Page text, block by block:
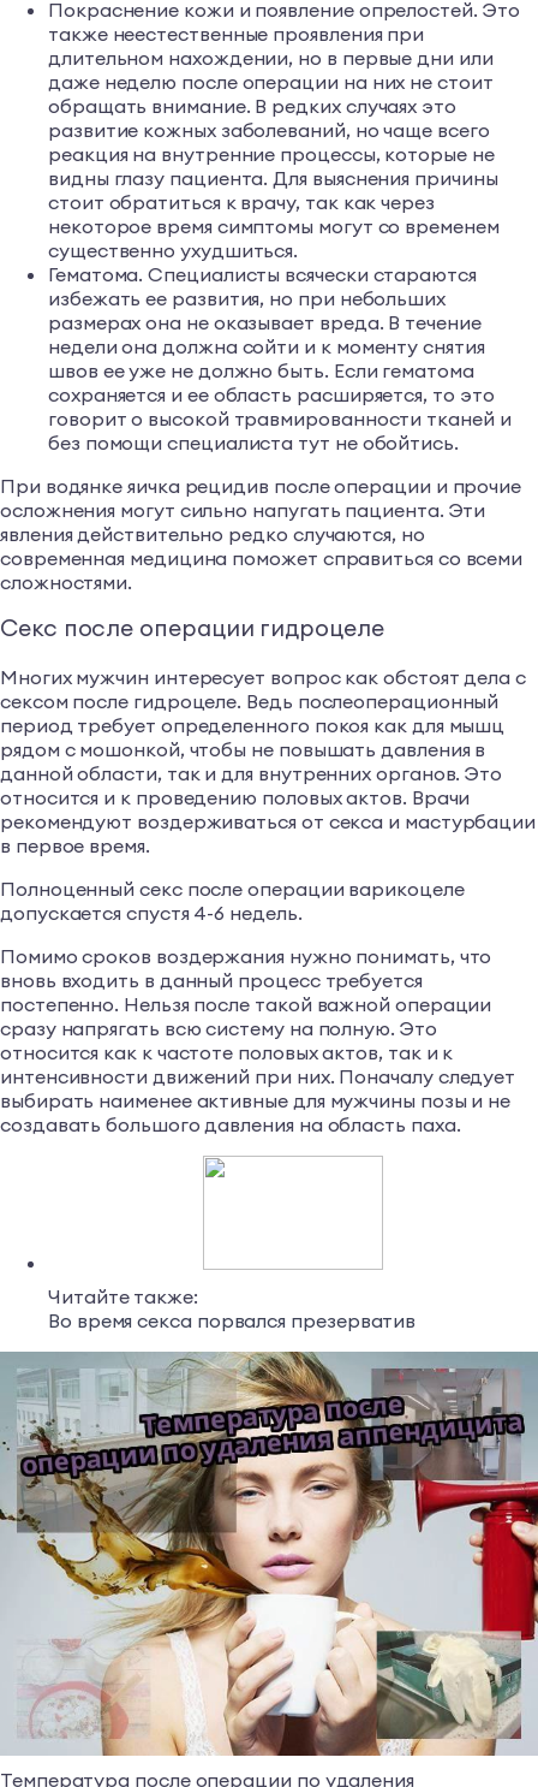
Покраснение кожи и появление опрелостей. Это
также неестественные проявления при
длительном нахождении, но в первые дни или
даже неделю после операции на них не стоит
обращать внимание. В редких случаях это
развитие кожных заболеваний, но чаще всего
реакция на внутренние процессы, которые не
видны глазу пациента. Для выяснения причины
стоит обратиться к врачу, так как через
некоторое время симптомы могут со временем
существенно ухудшиться.
Гематома. Специалисты всячески стараются
избежать ее развития, но при небольших
размерах она не оказывает вреда. В течение
недели она должна сойти и к моменту снятия
швов ее уже не должно быть. Если гематома
сохраняется и ее область расширяется, то это
говорит о высокой травмированности тканей и
без помощи специалиста тут не обойтись.
При водянке яичка рецидив после операции и прочие
осложнения могут сильно напугать пациента. Эти
явления действительно редко случаются, но
современная медицина поможет справиться со всеми
сложностями.
Секс после операции гидроцеле
Многих мужчин интересует вопрос как обстоят дела с
сексом после гидроцеле. Ведь послеоперационный
период требует определенного покоя как для мышц
рядом с мошонкой, чтобы не повышать давления в
данной области, так и для внутренних органов. Это
относится и к проведению половых актов. Врачи
рекомендуют воздерживаться от секса и мастурбации
в первое время.
Полноценный секс после операции варикоцеле
допускается спустя 4-6 недель.
Помимо сроков воздержания нужно понимать, что
вновь входить в данный процесс требуется
постепенно. Нельзя после такой важной операции
сразу напрягать всю систему на полную. Это
относится как к частоте половых актов, так и к
интенсивности движений при них. Поначалу следует
выбирать наименее активные для мужчины позы и не
создавать большого давления на область паха.
Читайте также:
Во время секса порвался презерватив
Температура после операции по удаления